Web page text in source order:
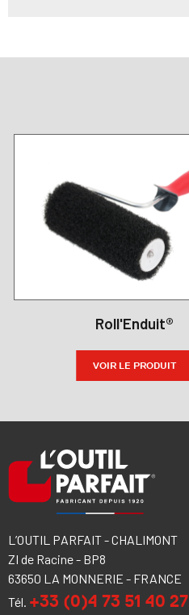
Roll'Enduit®
VOIR LE PRODUIT
L’OUTIL PARFAIT - CHALIMONT
ZI de Racine - BP8
63650 LA MONNERIE - FRANCE
Tél. +33 (0)4 73 51 40 27